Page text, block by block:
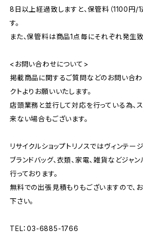
8日以上経過致しますと、保管料（1100円/
す。
また、保管料は商品1点毎にそれぞれ発生致
<お問い合わせについて>
掲載商品に関するご質問などのお問い合わ
クトよりお願いいたします。
店頭業務と並行して対応を行っている為、
来ない場合もございます。
リサイクルショップトリノスではヴィンテー
ブランドバッグ、衣類、家電、雑貨などジャ
行っております。
無料での出張見積もりもございますので、
下さい。
TEL：03-6885-1766